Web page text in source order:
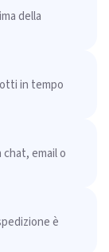
della
in tempo
email o
è